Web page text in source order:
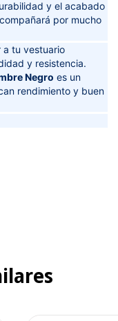
y el acabado
por mucho
a tu vestuario
y resistencia.
Negro es un
rendimiento y buen